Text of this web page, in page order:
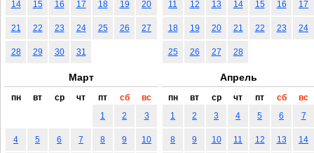
14 15 16 17 18 19 20
21 22 23 24 25 26 27
28 29 30 31
11 12 13 14 15 16 17
18 19 20 21 22 23 24
25 26 27 28
Март
пн вт ср чт пт сб
вс
1
2 3
4 5 6 7 8 9 10
Апрель
пн вт ср чт пт сб
вс
1
2 3 4 5 6 7
8 9 10 11 12 13 14